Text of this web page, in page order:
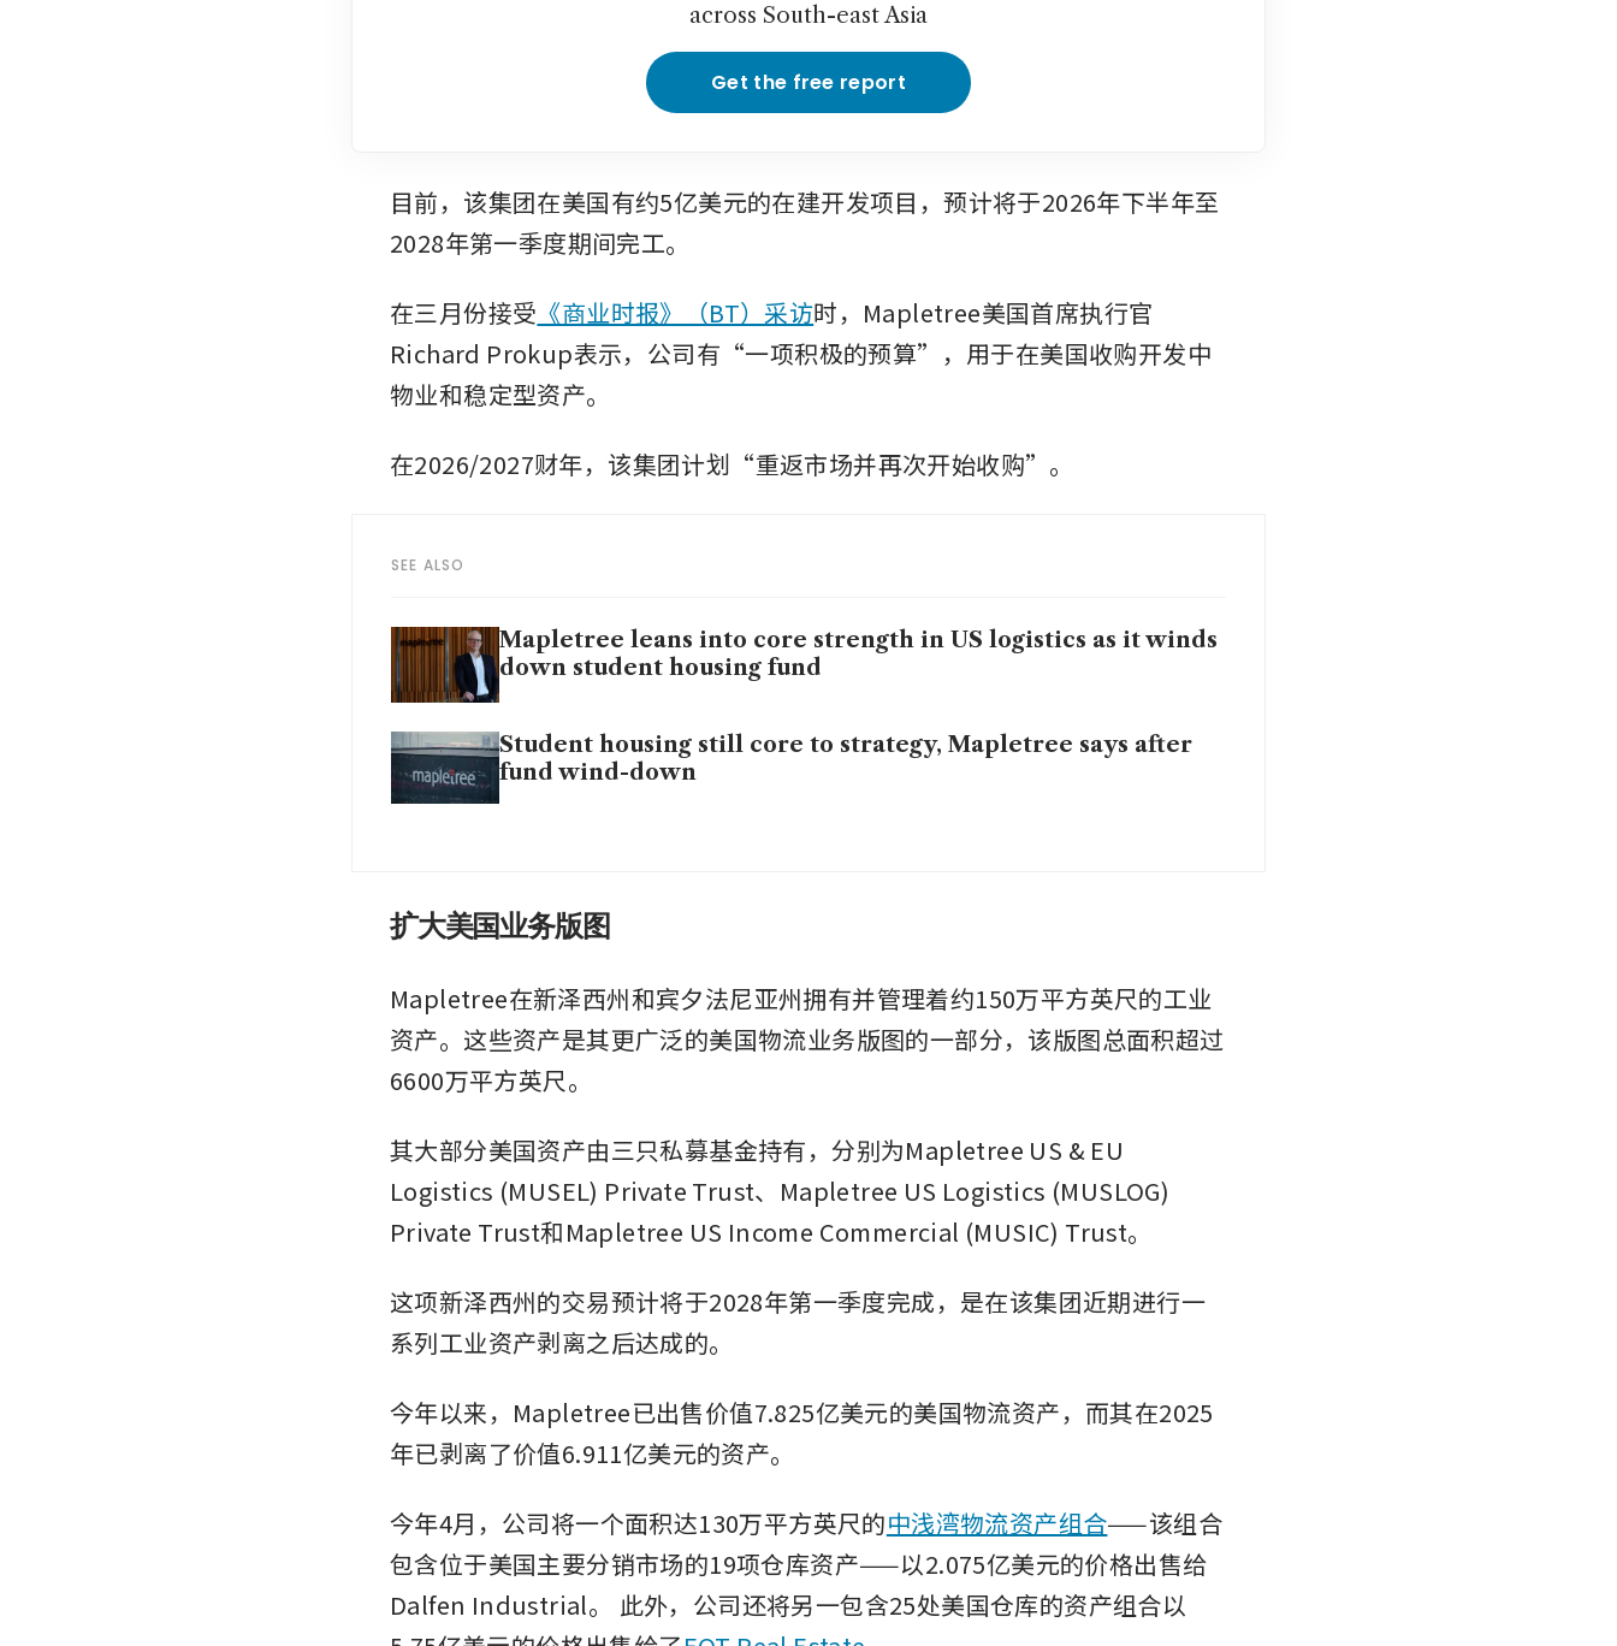
across South-east Asia
Get the free report
目前，该集团在美国有约5亿美元的在建开发项目，预计将于2026年下半年至
2028年第一季度期间完工。
在三月份接受 《商业时报》（BT）采访时，Mapletree美国首席执行官
Richard Prokup表示，公司有“一项积极的预算”，用于在美国收购开发中
物业和稳定型资产。
在2026/2027财年，该集团计划“重返市场并再次开始收购”。
SEE ALSO
Mapletree leans into core strength in US logistics as it winds
down student housing fund
Student housing still core to strategy, Mapletree says after
fund wind-down
扩大美国业务版图
Mapletree在新泽西州和宾夕法尼亚州拥有并管理着约150万平方英尺的工业
资产。这些资产是其更广泛的美国物流业务版图的一部分，该版图总面积超过
6600万平方英尺。
其大部分美国资产由三只私募基金持有，分别为Mapletree US & EU
Logistics (MUSEL) Private Trust、Mapletree US Logistics (MUSLOG)
Private Trust和Mapletree US Income Commercial (MUSIC) Trust。
这项新泽西州的交易预计将于2028年第一季度完成，是在该集团近期进行一
系列工业资产剥离之后达成的。
今年以来，Mapletree已出售价值7.825亿美元的美国物流资产，而其在2025
年已剥离了价值6.911亿美元的资产。
今年4月，公司将一个面积达130万平方英尺的中浅湾物流资产组合——该组合
包含位于美国主要分销市场的19项仓库资产——以2.075亿美元的价格出售给
Dalfen Industrial。
此外，公司还将另一包含25处美国仓库的资产组合以